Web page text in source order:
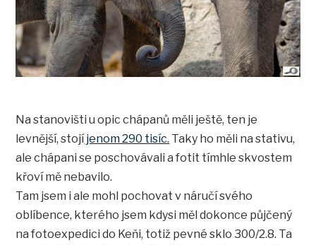
Na stanovišti u opic chápanů měli ještě, ten je
levnější, stojíjenom 290 tisíc. Taky ho měli na stativu,
ale chápani se poschovávali a fotit tímhle skvostem
křoví mě nebavilo.
Tam jsem i ale mohl pochovat v náručí svého
oblíbence, kterého jsem kdysi měl dokonce půjčený
na fotoexpedici do Keňi, totiž pevné sklo 300/2.8. Ta